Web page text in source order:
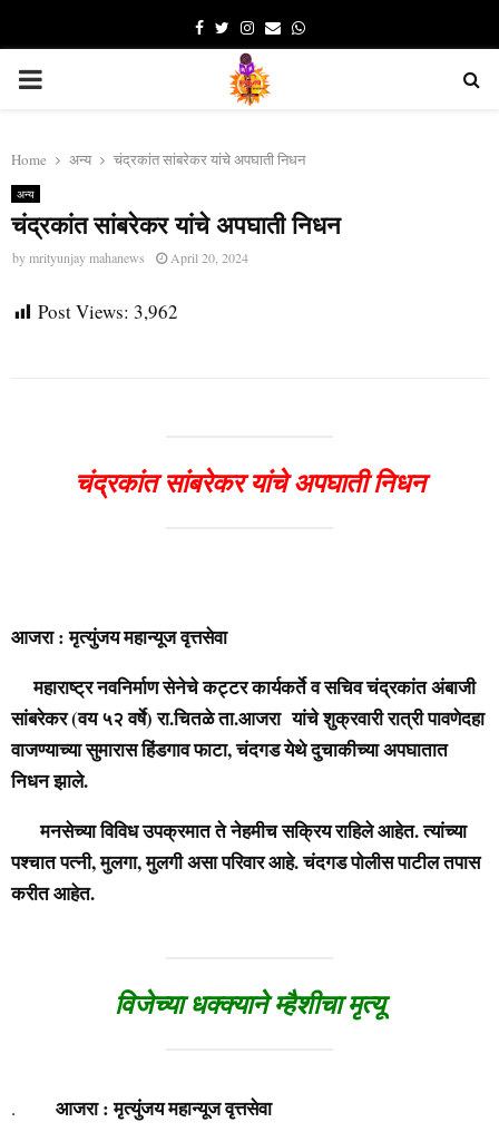
Facebook
TwitterInstagram
EmailWhatsapp
PRIMARY
Home अन्य चंद्रकांत सांबरेकर यांचे अपघाती निधन
अन्य
चंद्रकांत सांबरेकर यांचे अपघाती निधन
by mrityunjay mahanews April 20, 2024
Post Views: 3,962
चंद्रकांत सांबरेकर यांचे अपघाती निधन
आजरा : मृत्युंजय महान्यूज वृत्तसेवा
महाराष्ट्र नवनिर्माण सेनेचे कट्टर कार्यकर्ते व सचिव चंद्रकांत अंबाजी
सांबरेकर (वय ५२ वर्षे) रा.चितळे ता.आजरा यांचे शुक्रवारी रात्री पावणेदहा
वाजण्याच्या सुमारास हिंडगाव फाटा, चंदगड येथे दुचाकीच्या अपघातात
निधन झाले.
मनसेच्या विविध उपक्रमात ते नेहमीच सक्रिय राहिले आहेत. त्यांच्या
पश्चात पत्नी, मुलगा, मुलगी असा परिवार आहे. चंदगड पोलीस पाटील तपास
करीत आहेत.
विजेच्या धक्क्याने म्हैशीचा मृत्यू
. आजरा : मृत्युंजय महान्यूज वृत्तसेवा